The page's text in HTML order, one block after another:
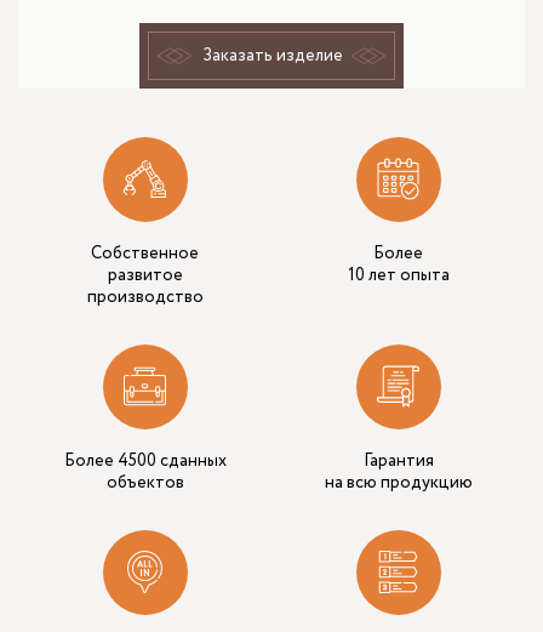
Заказать изделие
Собственное
развитое
производство
Более
10 лет опыта
Более 4500 сданных
объектов
Гарантия
на всю продукцию